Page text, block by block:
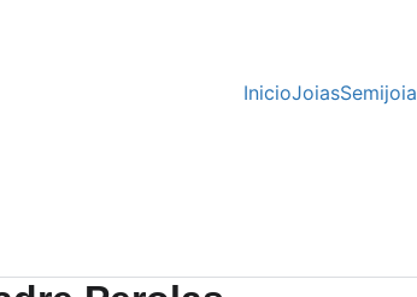
InicioJoiasSemijoia